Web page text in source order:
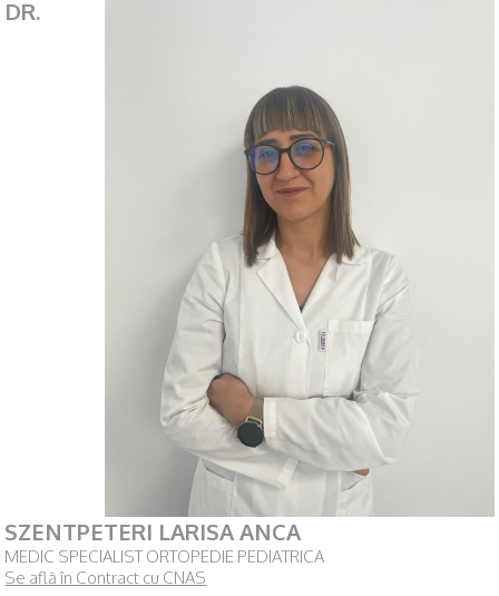
DR.
SZENTPETERI LARISA ANCA
MEDIC SPECIALIST ORTOPEDIE PEDIATRICA
Se află în Contract cu CNAS